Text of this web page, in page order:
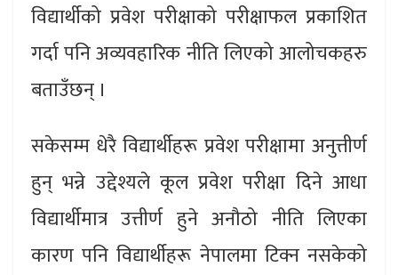
विद्यार्थीको प्रवेश परीक्षाको परीक्षाफल प्रकाशित
गर्दा पनि अव्यवहारिक नीति लिएको आलोचकहरु
बताउँछन् ।
सकेसम्म धेरै विद्यार्थीहरू प्रवेश परीक्षामा अनुत्तीर्ण
हुन् भन्ने उद्देश्यले कूल प्रवेश परीक्षा दिने आधा
विद्यार्थीमात्र उत्तीर्ण हुने अनौठो नीति लिएका
कारण पनि विद्यार्थीहरू नेपालमा टिक्न नसकेको